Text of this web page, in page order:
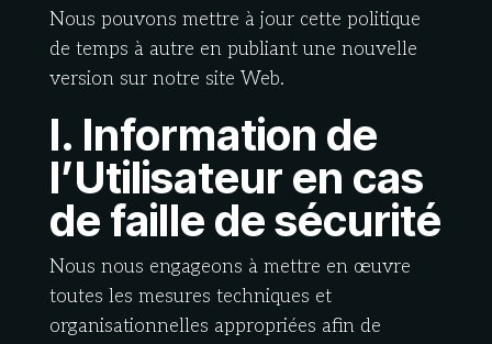
Nous pouvons mettre à jour cette politique
de temps à autre en publiant une nouvelle
version sur notre site Web.
I. Information de
l’Utilisateur en cas
de faille de sécurité
Nous nous engageons à mettre en œuvre
toutes les mesures techniques et
organisationnelles appropriées afin de